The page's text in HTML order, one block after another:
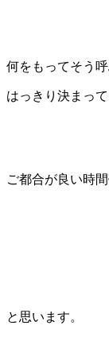
何をもってそう呼
はっきり決まって
ご都合が良い時
と思います。